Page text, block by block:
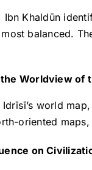
Ibn Khaldūn
balanced.
Worldview of
Idrīsī’s world
oriented
on